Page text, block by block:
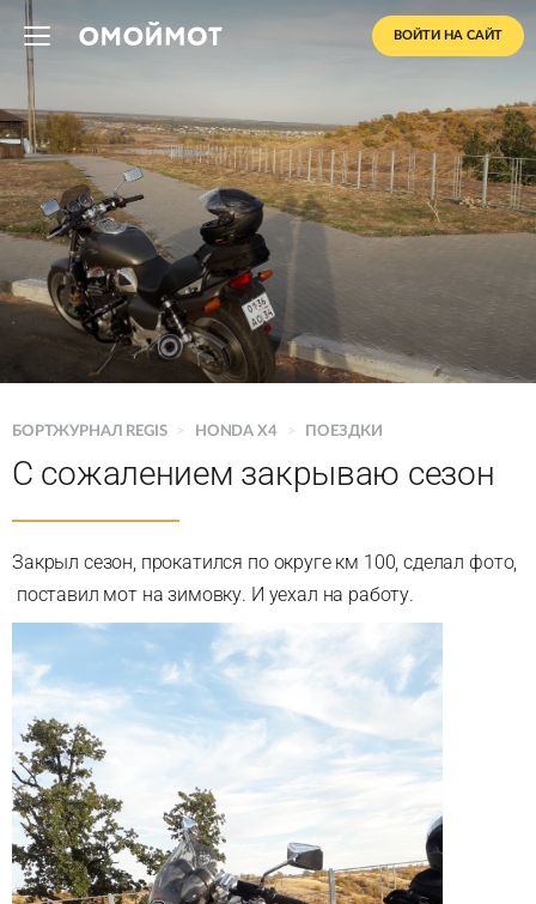
ВОЙТИ НА САЙТ
БОРТЖУРНАЛ REGIS > HONDA X4 > ПОЕЗДКИ
С сожалением закрываю сезон
Закрыл сезон, прокатился по округе км 100, сделал фото,
поставил мот на зимовку. И уехал на работу.